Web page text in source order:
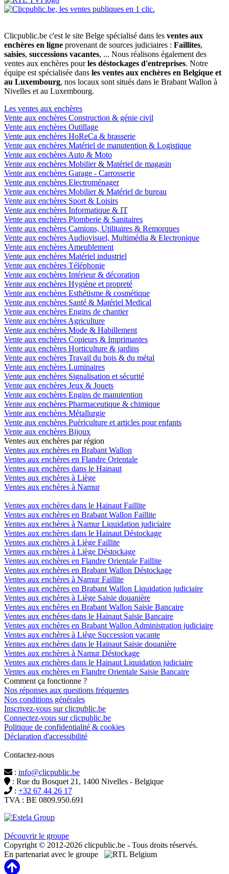
Clicpublic.be c'est le site Belge spécialisé dans les ventes aux
enchères en ligne provenant de sources judiciaires : Faillites,
saisies, successions vacantes, ... Nous réalisons également des
ventes aux enchères pourles déstockages d'entreprises. Notre
équipe est spécialisée dans les ventes aux enchères en Belgique et
au Luxembourg, nos locaux sont situés dans le Brabant Wallon à
Nivelles et au Luxembourg.
Les ventes aux enchères
Vente aux enchères Construction & génie civil
Vente aux enchères Outillage
Vente aux enchères HoReCa & brasserie
Vente aux enchères Matériel de manutention & Logistique
Vente aux enchères Auto & Moto
Vente aux enchères Mobilier & Matériel de magasin
Vente aux enchères Garage - Carrosserie
Vente aux enchères Electroménager
Vente aux enchères Mobilier & Matériel de bureau
Vente aux enchères Sport & Loisirs
Vente aux enchères Informatique & IT
Vente aux enchères Plomberie & Sanitaires
Vente aux enchères Camions, Utilitaires & Remorques
Vente aux enchères Audiovisuel, Multimédia & Electronique
Vente aux enchères Ameublement
Vente aux enchères Matériel industriel
Vente aux enchères Téléphonie
Vente aux enchères Intérieur & décoration
Vente aux enchères Hygiène et propreté
Vente aux enchères Esthétisme & cosmétique
Vente aux enchères Santé & Matériel Medical
Vente aux enchères Engins de chantier
Vente aux enchères Agriculture
Vente aux enchères Mode & Habillement
Vente aux enchères Copieurs & Imprimantes
Vente aux enchères Horticulture & jardins
Vente aux enchères Travail du bois & du métal
Vente aux enchères Luminaires
Vente aux enchères Signalisation et sécurité
Vente aux enchères Jeux & Jouets
Vente aux enchères Engins de manutention
Vente aux enchères Pharmaceutique & chimique
Vente aux enchères Métallurgie
Vente aux enchères Puériculture et articles pour enfants
Vente aux enchères Bijoux
Ventes aux enchères par région
Ventes aux enchères en Brabant Wallon
Ventes aux enchères en Flandre Orientale
Ventes aux enchères dans le Hainaut
Ventes aux enchères à Liège
Ventes aux enchères à Namur
Ventes aux enchères dans le Hainaut Faillite
Ventes aux enchères en Brabant Wallon Faillite
Ventes aux enchères à Namur Liquidation judiciaire
Ventes aux enchères dans le Hainaut Déstockage
Ventes aux enchères à Liège Faillite
Ventes aux enchères à Liège Déstockage
Ventes aux enchères en Flandre Orientale Faillite
Ventes aux enchères en Brabant Wallon Déstockage
Ventes aux enchères à Namur Faillite
Ventes aux enchères en Brabant Wallon Liquidation judiciaire
Ventes aux enchères à Liège Saisie douanière
Ventes aux enchères en Brabant Wallon Saisie Bancaire
Ventes aux enchères dans le Hainaut Saisie Bancaire
Ventes aux enchères en Brabant Wallon Administration judiciaire
Ventes aux enchères à Liège Succession vacante
Ventes aux enchères dans le Hainaut Saisie douanière
Ventes aux enchères à Namur Déstockage
Ventes aux enchères dans le Hainaut Liquidation judiciaire
Ventes aux enchères en Flandre Orientale Saisie Bancaire
Comment ça fonctionne ?
Nos réponses aux questions fréquentes
Nos conditions générales
Inscrivez-vous sur clicpublic.be
Connectez-vous sur clicpublic.be
Politique de confidentialité & cookies
Déclaration d'accessibilité
Contactez-nous
: info@clicpublic.be
: Rue du Bosquet 21, 1400 Nivelles - Belgique
: +32 67 44 26 17
TVA : BE 0809.950.691
Découvrir le groupe
Copyright © 2012-2026 clicpublic.be - Tous droits réservés.
En partenariat avec le groupe